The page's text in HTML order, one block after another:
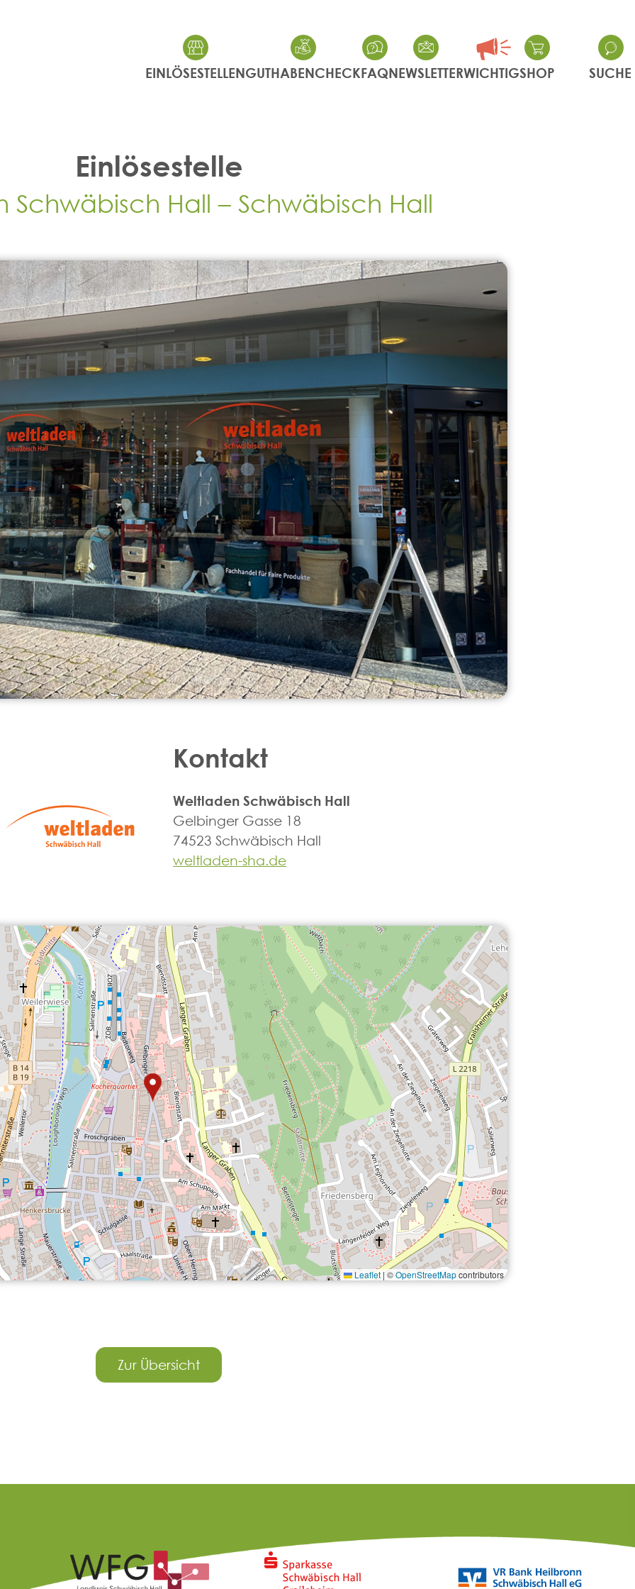
EINLÖSESTELLENGUTHABENCHECKFAQNEWSLETTERWICHTIGSHOP SUCHE
Einlösestelle
Schwäbisch Hall – Schwäbisch Hall
Kontakt
Weltladen Schwäbisch Hall
Gelbinger Gasse 18
74523 Schwäbisch Hall
weltladen-sha.de
Leaflet |©OpenStreetMapcontributors
Zur Übersicht